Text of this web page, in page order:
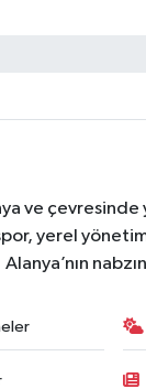
ve
yerel
Alanya’nın